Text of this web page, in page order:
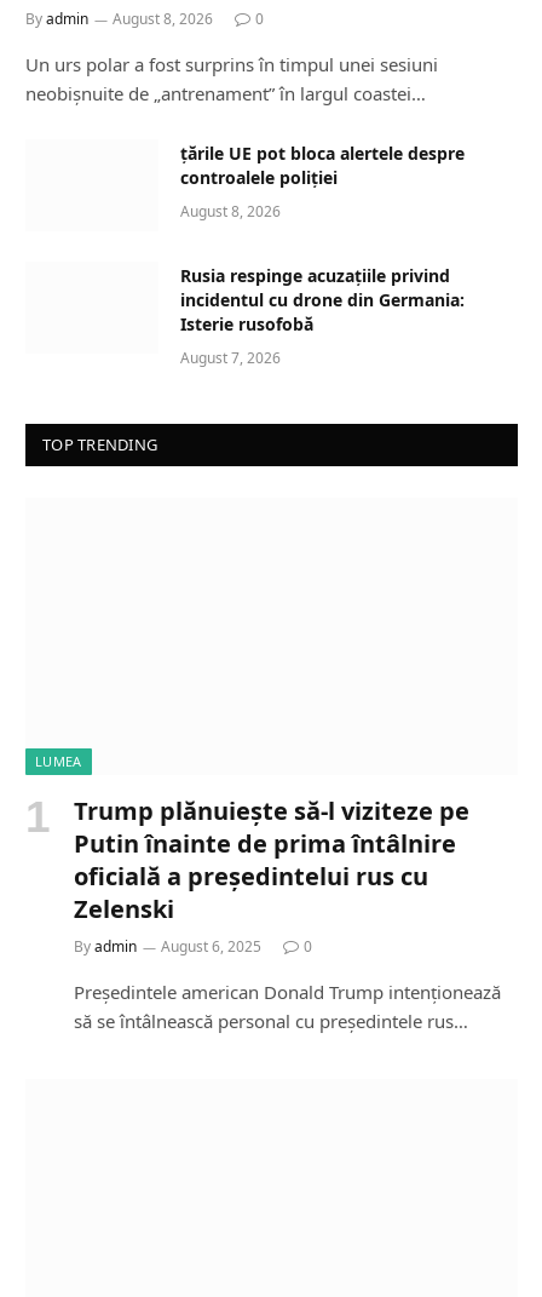
Byadmin August 8, 2026 0
Un urs polar a fost surprins în timpul unei sesiuni
neobișnuite de „antrenament” în largul coastei…
țările UE pot bloca alertele despre
controalele poliției
August 8, 2026
Rusia respinge acuzațiile privind
incidentul cu drone din Germania:
Isterie rusofobă
August 7, 2026
TOP TRENDING
LUMEA
Trump plănuiește să-l viziteze pe
Putin înainte de prima întâlnire
oficială a președintelui rus cu
Zelenski
Byadmin August 6, 2025 0
Președintele american Donald Trump intenționează
să se întâlnească personal cu președintele rus…